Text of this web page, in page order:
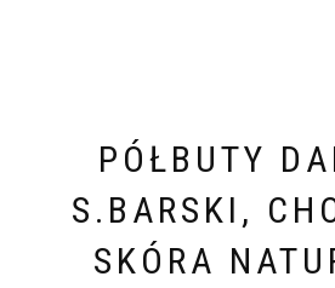
PÓŁBUTY
S.BARSKI,
SKÓRA